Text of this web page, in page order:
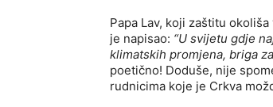
Papa Lav, koji zaštitu
je napisao: “U svijetu gdje
klimatskih promjena, briga
poetično! Doduše, nije
rudnicima koje je Crkva